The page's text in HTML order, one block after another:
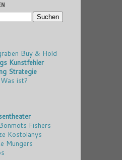
Buy & Hold
Kunstfehler
Strategie
Was ist?
Fishers
Kostolanys
Mungers